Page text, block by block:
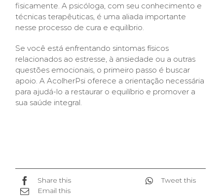
fisicamente. A psicóloga, com seu conhecimento e
técnicas terapêuticas, é uma aliada importante
nesse processo de cura e equilíbrio.
Se você está enfrentando sintomas físicos
relacionados ao estresse, à ansiedade ou a outras
questões emocionais, o primeiro passo é buscar
apoio. A AcolherPsi oferece a orientação necessária
para ajudá-lo a restaurar o equilíbrio e promover a
sua saúde integral.
Share this
Tweet this
Email this